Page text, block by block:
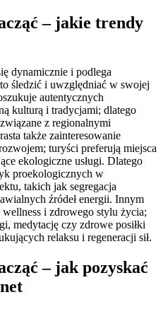
– jakie trendy
dynamicznie i podlega
śledzić i uwzględniać w swojej
autentycznych
kulturą i tradycjami; dlatego
z regionalnymi
także zainteresowanie
turyści preferują miejsca
ekologiczne usługi. Dlatego
proekologicznych w
takich jak segregacja
źródeł energii. Innym
wellness i zdrowego stylu życia;
medytację czy zdrowe posiłki
relaksu i regeneracji sił.
– jak pozyskać